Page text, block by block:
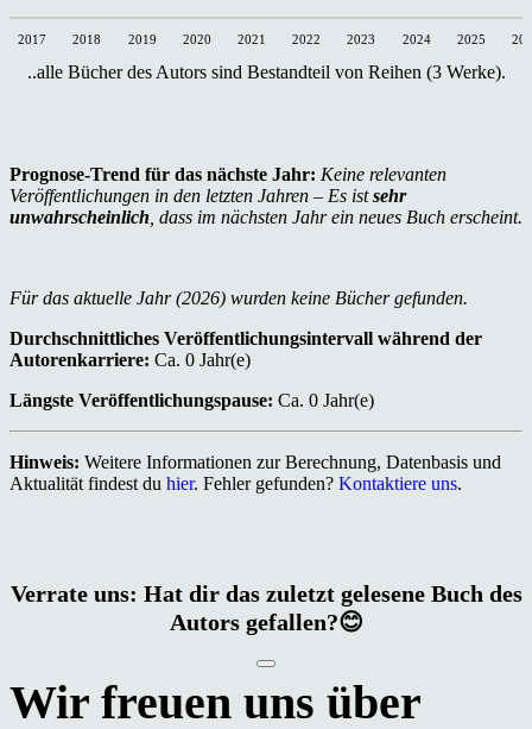
2017 2018 2019 2020 2021 2022 2023 2024 2025
..alle Bücher des Autors sind Bestandteil von Reihen (3 Werke).
Prognose-Trend für das nächste Jahr: Keine relevanten
Veröffentlichungen in den letzten Jahren – Es istsehr
unwahrscheinlich, dass im nächsten Jahr ein neues Buch erscheint.
Für das aktuelle Jahr (2026) wurden keine Bücher gefunden.
Durchschnittliches Veröffentlichungsintervall während der
Autorenkarriere: Ca. 0 Jahr(e)
Längste Veröffentlichungspause: Ca. 0 Jahr(e)
Hinweis: Weitere Informationen zur Berechnung, Datenbasis und
Aktualität findest du hier. Fehler gefunden? Kontaktiere uns.
Verrate uns: Hat dir das zuletzt gelesene Buch des
Autors gefallen?😊